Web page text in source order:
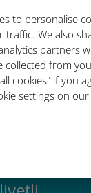
to personalise
traffic. We also
partners
from
cookies" if you
settings on our